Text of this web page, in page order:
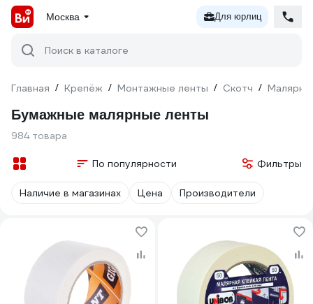
Москва Для юрлиц
Поиск в каталоге
Главная / Крепёж / Монтажные ленты / Скотч /
Бумажные малярные ленты
984 товара
По популярности Фильтры
Наличие в магазинах Цена Производители